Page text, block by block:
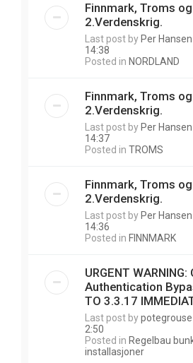
Finnmark, Troms
2.Verdenskrig.
Last post by Per Hansen
14:38
Posted in NORDLAND
Finnmark, Troms
2.Verdenskrig.
Last post by Per Hansen
14:37
Posted in TROMS
Finnmark, Troms
2.Verdenskrig.
Last post by Per Hansen
14:36
Posted in FINNMARK
URGENT
Authentication
TO 3.3.17
Last post bypotegrouse
2:50
Posted in Regelbau
installasjoner